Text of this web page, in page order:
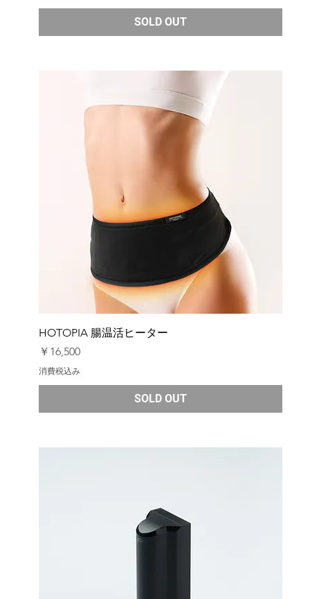
SOLD OUT
HOTOPIA 腸温活ヒーター
価格
￥16,500
消費税込み
SOLD OUT